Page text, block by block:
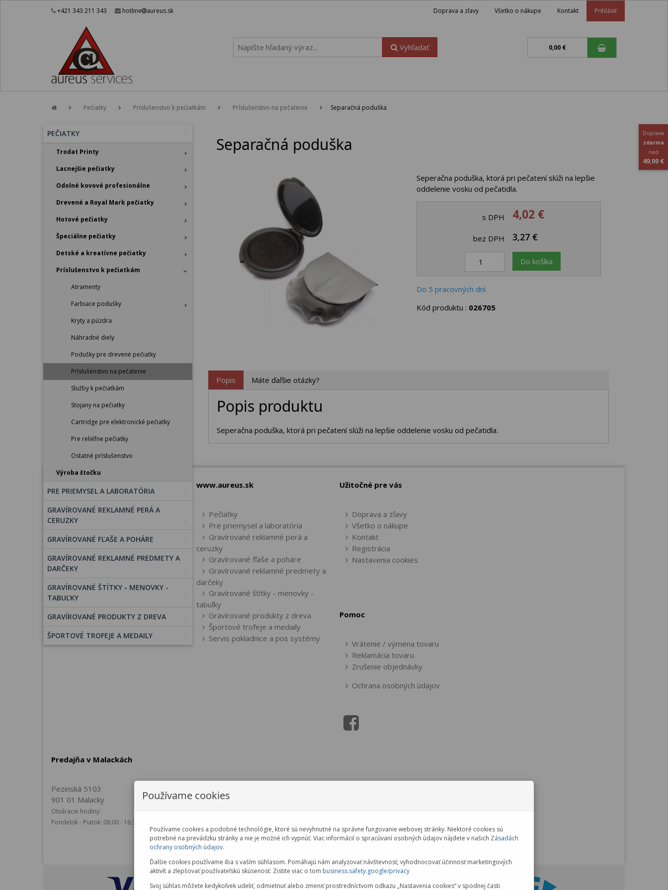
+421 343 211 343 hotline aureus.sk Prihlásiť
Kontakt
Všetko o nákupe
Doprava a zľavy
Vyhľadať 0,00 €
Doprava
zdarma
nad
49,00 €
Pečiatky Príslušenstvo k pečiatkám Príslušenstvo na pečatenie Separačná poduška
PEČIATKY
Trodat Printy
Lacnejšie pečiatky
Odolné kovové profesionálne
Drevené a Royal Mark pečiatky
Hotové pečiatky
Špeciálne pečiatky
Detské a kreatívne pečiatky
Príslušenstvo k pečiatkám
Atramenty
Farbiace podušky
Kryty a púzdra
Náhradné diely
Podušky pre drevené pečiatky
Príslušenstvo na pečatenie
Služby k pečiatkám
Stojany na pečiatky
Cartridge pre elektronické pečiatky
Pre reliéfne pečiatky
Ostatné príslušenstvo
Výroba štočku
PRE PRIEMYSEL A LABORATÓRIA
GRAVÍROVANÉ REKLAMNÉ PERÁ A
CERUZKY
GRAVÍROVANÉ FĽAŠE A POHÁRE
GRAVÍROVANÉ REKLAMNÉ PREDMETY A
DARČEKY
GRAVÍROVANÉ ŠTÍTKY - MENOVKY -
TABUĽKY
GRAVÍROVANÉ PRODUKTY Z DREVA
ŠPORTOVÉ TROFEJE A MEDAILY
Separačná poduška
Seperačna poduška, ktorá pri pečatení slúži na lepšie
oddelenie vosku od pečatidla.
s DPH 4,02 €
bez DPH 3,27 €
Do košíka
Do 5 pracovných dní
Kód produktu : 026705
Popis Máte ďaľšie otázky?
Popis produktu
Seperačna poduška, ktorá pri pečatení slúži na lepšie oddelenie vosku od pečatidla.
www.aureus.sk
Pečiatky
Pre priemysel a laboratória
Gravírované reklamné perá a
ceruzky
Gravírované fľaše a poháre
Gravírované reklamné predmety a
darčeky
Gravírované štítky - menovky -
tabuľky
Gravírované produkty z dreva
Športové trofeje a medaily
Servis pokladnice a pos systémy
Užitočné pre vás
Doprava a zľavy
Všetko o nákupe
Kontakt
Registrácia
Nastavenia cookies
Používame cookies
Používame cookies a podobné technológie, ktoré sú nevyhnutné na správne fungovanie webovej stránky. Niektoré cookies sú
potrebné na prevádzku stránky a nie je možné ich vypnúť. Viac informácií o spracúvaní osobných údajov nájdete v našich Zásadách
ochrany osobných údajov.
Ďalšie cookies používame iba s vaším súhlasom. Pomáhajú nám analyzovať návštevnosť, vyhodnocovať účinnosť marketingových
aktivít a zlepšovať používateľskú skúsenosť. Zistite viac o tom business.safety.google/privacy
Svoj súhlas môžete kedykoľvek udeliť, odmietnuť alebo zmeniť prostredníctvom odkazu „Nastavenia cookies“ v spodnej časti
Pomoc
Vrátenie / výmena tovaru
Reklamácia tovaru
Zrušenie objednávky
Ochrana osobných údajov
Predajňa v Malackách
Pezinská 5103
901 01 Malacky
Otváracie hodiny:
Pondelok - Piatok: 08:00 - 16:30